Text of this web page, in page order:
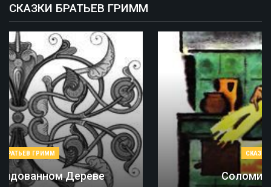
СКАЗКИ БРАТЬЕВ ГРИММ
СКАЗКИ БРАТЬЕВ ГРИММ
Соломинка, Уголь И Боб